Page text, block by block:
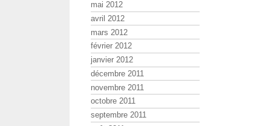
mai 2012
avril 2012
mars 2012
février 2012
janvier 2012
décembre 2011
novembre 2011
octobre 2011
septembre 2011